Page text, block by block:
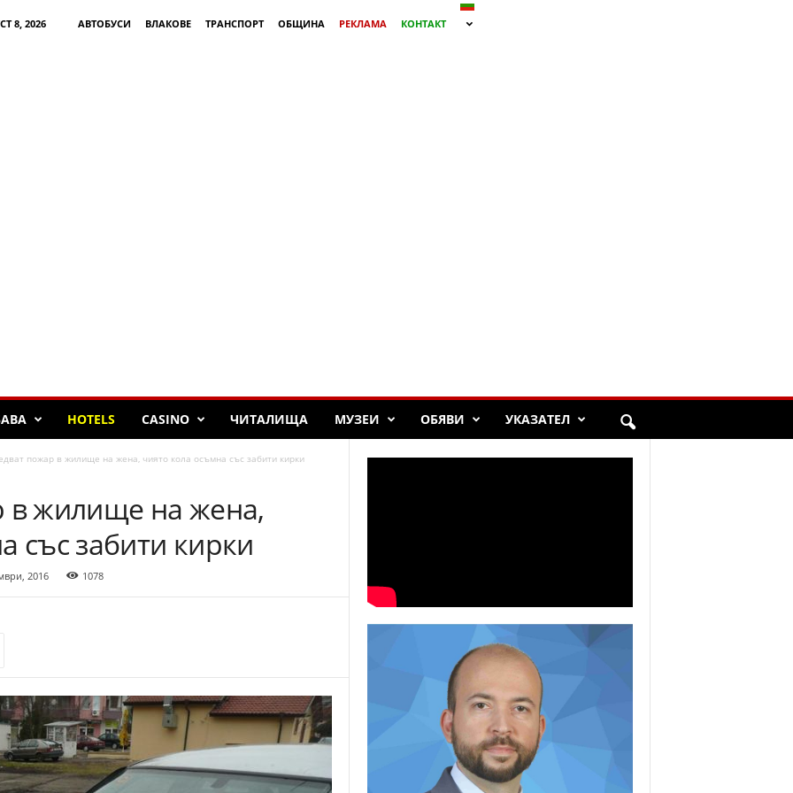
8, 2026 АВТОБУСИ ВЛАКОВЕ ТРАНСПОРТ ОБЩИНА РЕКЛАМА
КОНТАКТ
HOTELS CASINO ЧИТАЛИЩА МУЗЕИ ОБЯВИ УКАЗАТЕЛ
пoжap в жилищe нa жeнa, чиятo кoлa ocъмнa cъc зaбити киpки
в жилищe нa жeнa,
cъc зaбити киpки
2016 1078